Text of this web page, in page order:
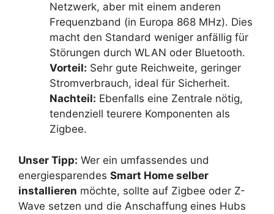
Netzwerk, aber mit einem anderen
Frequenzband (in Europa 868 MHz). Dies
macht den Standard weniger anfällig für
Störungen durch WLAN oder Bluetooth.
Vorteil: Sehr gute Reichweite, geringer
Stromverbrauch, ideal für Sicherheit.
Nachteil: Ebenfalls eine Zentrale nötig,
tendenziell teurere Komponenten als
Zigbee.
Unser Tipp: Wer ein umfassendes und
energiesparendes Smart Home selber
installieren möchte, sollte auf Zigbee oder Z-
Wave setzen und die Anschaffung eines Hubs